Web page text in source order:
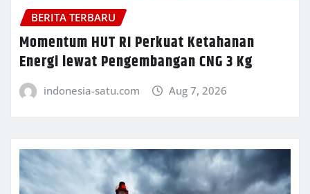
BERITA TERBARU
Momentum HUT RI Perkuat Ketahanan
Energi lewat Pengembangan CNG 3 Kg
indonesia-satu.com Aug 7, 2026